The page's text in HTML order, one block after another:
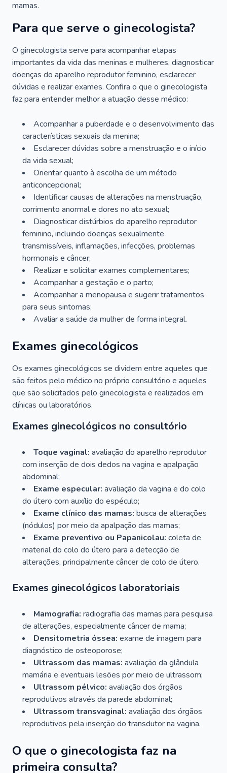
mamas.
Para que serve o ginecologista?
O ginecologista serve para acompanhar etapas
importantes da vida das meninas e mulheres, diagnosticar
doenças do aparelho reprodutor feminino, esclarecer
dúvidas e realizar exames. Confira o que o ginecologista
faz para entender melhor a atuação desse médico:
Acompanhar a puberdade e o desenvolvimento das
características sexuais da menina;
Esclarecer dúvidas sobre a menstruação e o início
da vida sexual;
Orientar quanto à escolha de um método
anticoncepcional;
Identificar causas de alterações na menstruação,
corrimento anormal e dores no ato sexual;
Diagnosticar distúrbios do aparelho reprodutor
feminino, incluindo doenças sexualmente
transmissíveis, inflamações, infecções, problemas
hormonais e câncer;
Realizar e solicitar exames complementares;
Acompanhar a gestação e o parto;
Acompanhar a menopausa e sugerir tratamentos
para seus sintomas;
Avaliar a saúde da mulher de forma integral.
Exames ginecológicos
Os exames ginecológicos se dividem entre aqueles que
são feitos pelo médico no próprio consultório e aqueles
que são solicitados pelo ginecologista e realizados em
clínicas ou laboratórios.
Exames ginecológicos no consultório
Toque vaginal: avaliação do aparelho reprodutor
com inserção de dois dedos na vagina e apalpação
abdominal;
Exame especular: avaliação da vagina e do colo
do útero com auxílio do espéculo;
Exame clínico das mamas: busca de alterações
(nódulos) por meio da apalpação das mamas;
Exame preventivo ou Papanicolau: coleta de
material do colo do útero para a detecção de
alterações, principalmente câncer de colo de útero.
Exames ginecológicos laboratoriais
Mamografia: radiografia das mamas para pesquisa
de alterações, especialmente câncer de mama;
Densitometria óssea: exame de imagem para
diagnóstico de osteoporose;
Ultrassom das mamas: avaliação da glândula
mamária e eventuais lesões por meio de ultrassom;
Ultrassom pélvico: avaliação dos órgãos
reprodutivos através da parede abdominal;
Ultrassom transvaginal: avaliação dos órgãos
reprodutivos pela inserção do transdutor na vagina.
O que o ginecologista faz na
primeira consulta?